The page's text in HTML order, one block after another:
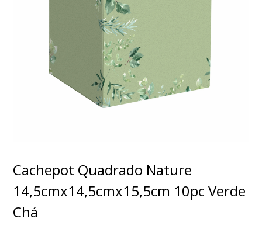
Cachepot Quadrado Nature
14,5cmx14,5cmx15,5cm 10pc Verde
Chá